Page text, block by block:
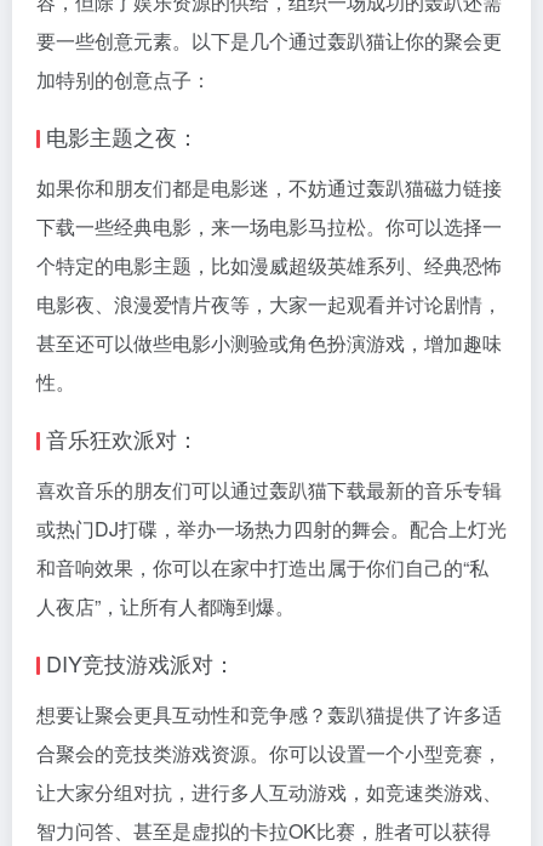
要一些创意元素。以下是几个通过轰趴猫让你的聚会更
加特别的创意点子：
电影主题之夜：
如果你和朋友们都是电影迷，不妨通过轰趴猫磁力链接
下载一些经典电影，来一场电影马拉松。你可以选择一
个特定的电影主题，比如漫威超级英雄系列、经典恐怖
电影夜、浪漫爱情片夜等，大家一起观看并讨论剧情，
甚至还可以做些电影小测验或角色扮演游戏，增加趣味
性。
音乐狂欢派对：
喜欢音乐的朋友们可以通过轰趴猫下载最新的音乐专辑
或热门DJ打碟，举办一场热力四射的舞会。配合上灯光
和音响效果，你可以在家中打造出属于你们自己的“私
人夜店”，让所有人都嗨到爆。
DIY竞技游戏派对：
想要让聚会更具互动性和竞争感？轰趴猫提供了许多适
合聚会的竞技类游戏资源。你可以设置一个小型竞赛，
让大家分组对抗，进行多人互动游戏，如竞速类游戏、
智力问答、甚至是虚拟的卡拉OK比赛，胜者可以获得